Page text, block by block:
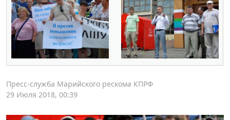
Пресс-служба Марийского рескома КПРФ
29 Июля 2018, 00:39